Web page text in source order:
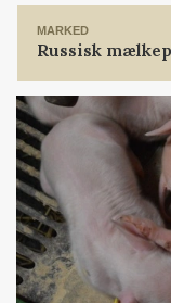
MARKED
Russisk